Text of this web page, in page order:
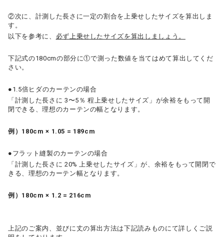
②次に、計測した長さに一定の割合を上乗せしたサイズを算出しま
す。
以下を参考に、 必ず上乗せしたサイズを算出しましょう。
下記式の180cmの部分に①で測った数値を当てはめて算出してくだ
さい。
●1.5倍ヒダのカーテンの場合
「計測した長さに 3〜5％ 程上乗せしたサイズ」が余裕をもって開
閉できる、理想のカーテンの幅となります。
例）180cm × 1.05 = 189cm
●フラット縫製のカーテンの場合
「計測した長さに 20% 上乗せしたサイズ」が、余裕をもって開閉で
きる、理想のカーテン幅となります。
例）180cm × 1.2 = 216cm
上記のご案内、並びに丈の算出方法は下記読みものにて詳しくご説